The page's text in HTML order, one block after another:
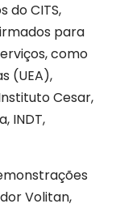
do CITS,
para
como
(UEA),
Cesar,
INDT,
Volitan,